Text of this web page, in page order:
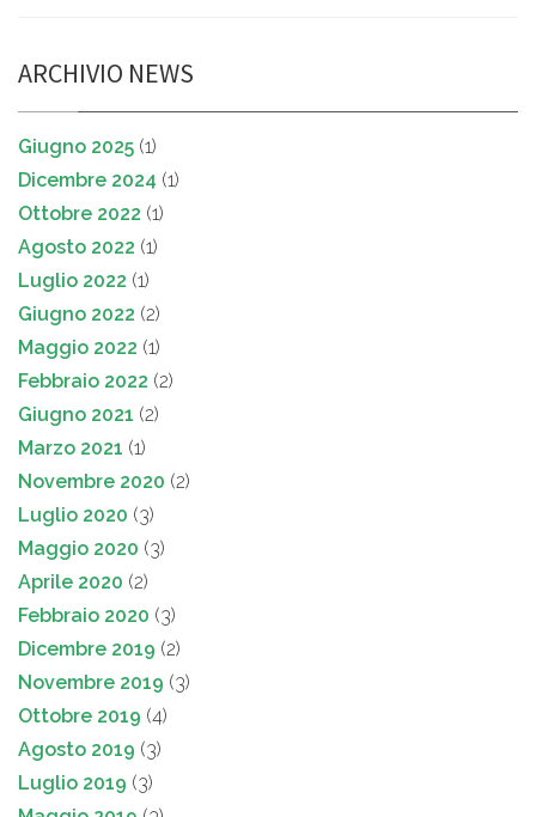
ARCHIVIO NEWS
Giugno 2025 (1)
Dicembre 2024 (1)
Ottobre 2022 (1)
Agosto 2022 (1)
Luglio 2022 (1)
Giugno 2022 (2)
Maggio 2022 (1)
Febbraio 2022 (2)
Giugno 2021 (2)
Marzo 2021 (1)
Novembre 2020 (2)
Luglio 2020 (3)
Maggio 2020 (3)
Aprile 2020 (2)
Febbraio 2020 (3)
Dicembre 2019 (2)
Novembre 2019 (3)
Ottobre 2019 (4)
Agosto 2019 (3)
Luglio 2019 (3)